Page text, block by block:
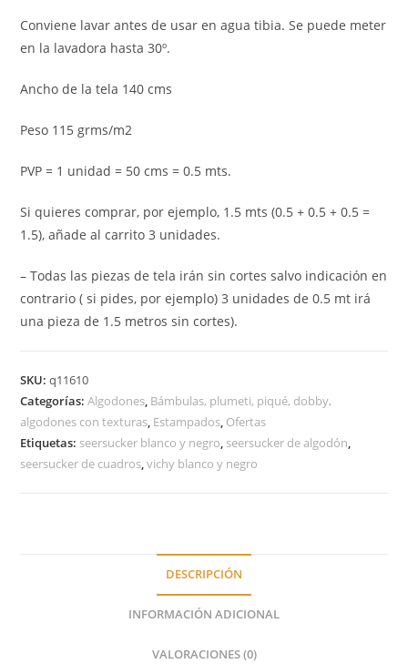
Conviene lavar antes de usar en agua tibia. Se puede meter
en la lavadora hasta 30º.
Ancho de la tela 140 cms
Peso 115 grms/m2
PVP = 1 unidad = 50 cms = 0.5 mts.
Si quieres comprar, por ejemplo, 1.5 mts (0.5 + 0.5 + 0.5 =
1.5), añade al carrito 3 unidades.
– Todas las piezas de tela irán sin cortes salvo indicación en
contrario ( si pides, por ejemplo) 3 unidades de 0.5 mt irá
una pieza de 1.5 metros sin cortes).
SKU:q11610
Categorías:Algodones, Bámbulas, plumeti, piqué, dobby,
algodones con texturas, Estampados, Ofertas
Etiquetas: seersucker blanco y negro, seersucker de algodón,
seersucker de cuadros,vichy blanco y negro
DESCRIPCIÓN
INFORMACIÓN ADICIONAL
VALORACIONES (0)